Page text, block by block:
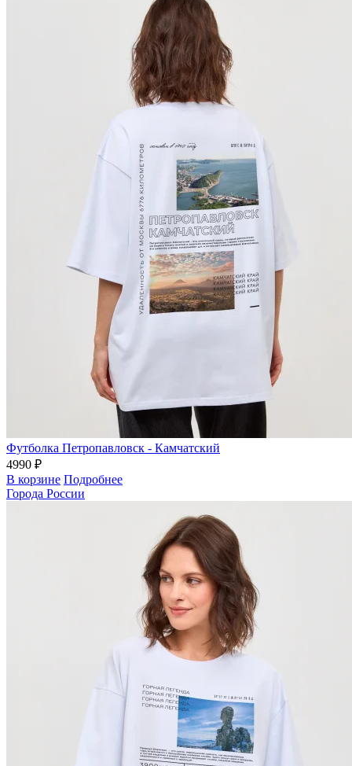
Футболка Петропавловск - Камчатский
4990 ₽
В корзине Подробнее
Города России